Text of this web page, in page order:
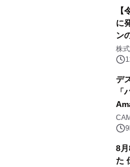
【
に
ン
秋
る
株
デ
「
8
た